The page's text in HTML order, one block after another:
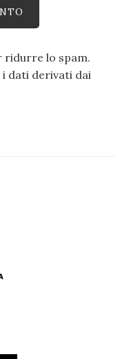
ridurre lo spam.
dati derivati dai